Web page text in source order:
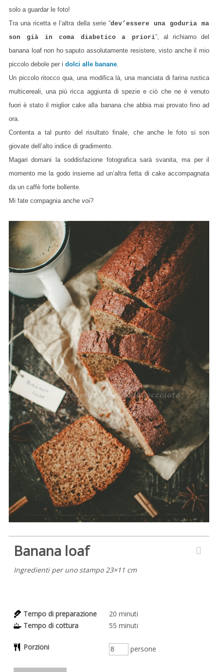
solo a guardar le foto!
Tra una ricetta e l’altra della serie “dev’essere una goduria ma
son già in coma diabetico a priori”, al richiamo del
banana loaf non ho saputo assolutamente resistere, visto anche il mio
piccolo debole per i dolci alle banane.
Un piccolo ritocco qua, una modifica là, una manciata di farina rustica
multicereali, una più ricca aggiunta di spezie e ciò che ne è venuto
fuori è stato il miglior cake alla banana che abbia mai provato fino ad
ora.
Contenta a tal punto del risultato finale, che anche le foto si son
giovate dell’alto indice di gradimento.
Magari domani la soddisfazione fotografica sarà svanita, ma per il
momento me la godo insieme ad un’altra fetta di cake accompagnata
da un caffè forte bollente.
Mi fate compagnia anche voi?
Banana loaf
Ingredienti per uno stampo 23×11 cm
Tempo di preparazione 20 minuti
Tempo di cottura
55 minuti
Porzioni persone